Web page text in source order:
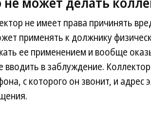
не имеет права причинять
применять к должнику
ее применением и вообще
вводить в заблуждение.
с которого он звонит, и